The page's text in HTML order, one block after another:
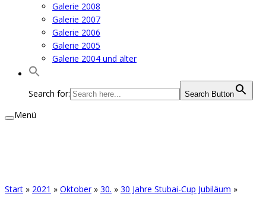
Galerie 2008
Galerie 2007
Galerie 2006
Galerie 2005
Galerie 2004 und älter
Search for: Search Button
Menü
Start » 2021 » Oktober » 30. » 30 Jahre Stubai-Cup Jubiläum »